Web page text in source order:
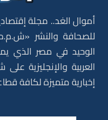
أموال الغد.. مجلة
للصحافة والنشر
الوحيد في مصر الذي
العربية والإنجليزية
إخبارية متميزة لكافة